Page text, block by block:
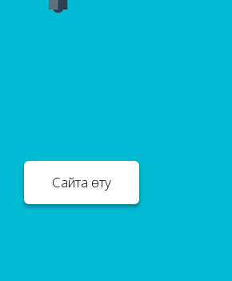
Сайтқа өту